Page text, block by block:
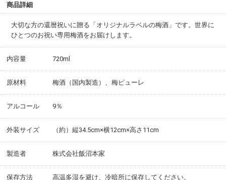
商品詳細
大切な方の還暦祝いに贈る「オリジナルラベルの梅酒」です。世界に
ひとつのお祝い専用梅酒をお届けします。
内容量 720ml
原材料 梅酒（国内製造）、梅ピューレ
アルコール 9％
外装サイズ （約）縦34.5cm×横12cm×高さ11cm
製造者 株式会社飯沼本家
保存方法 高温多湿を避け、冷暗所に保存してください。